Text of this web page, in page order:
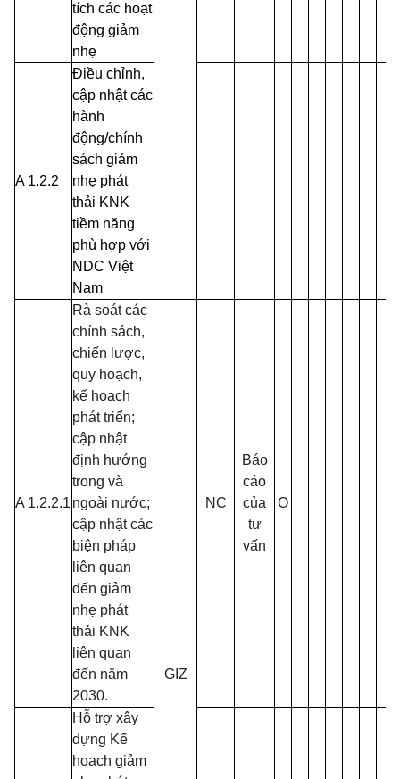
tích các hoạt
động giảm
nhẹ
A 1.2.2
Điều chỉnh,
cập nhật các
hành
động/chính
sách giảm
nhẹ phát
thải KNK
tiềm năng
phù hợp với
NDC Việt
Nam
A 1.2.2.1
Rà soát các
chính sách,
chiến lược,
quy hoạch,
kế hoạch
phát triển;
cập nhật
định hướng
trong và
ngoài nước;
cập nhật các
biện pháp
liên quan
đến giảm
nhẹ phát
thải KNK
liên quan
đến năm
2030.
GIZ
NC
Báo
cáo
của
tư
vấn
O
Hỗ trợ xây
dựng Kế
hoạch giảm